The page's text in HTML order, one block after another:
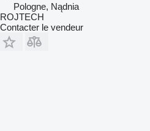
Pologne, Nądnia
ROJTECH
Contacter le vendeur